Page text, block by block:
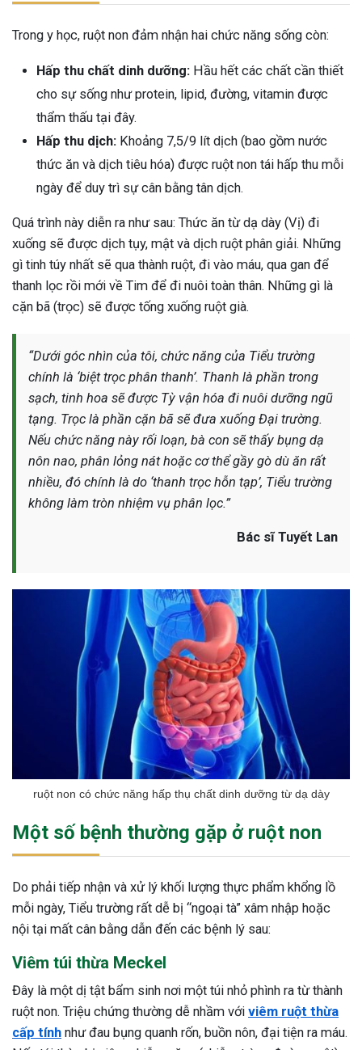
Trong y học, ruột non đảm nhận hai chức năng sống còn:
Hấp thu chất dinh dưỡng: Hầu hết các chất cần thiết
cho sự sống như protein, lipid, đường, vitamin được
thẩm thấu tại đây.
Hấp thu dịch: Khoảng 7,5/9 lít dịch (bao gồm nước
thức ăn và dịch tiêu hóa) được ruột non tái hấp thu mỗi
ngày để duy trì sự cân bằng tân dịch.
Quá trình này diễn ra như sau: Thức ăn từ dạ dày (Vị) đi
xuống sẽ được dịch tụy, mật và dịch ruột phân giải. Những
gì tinh túy nhất sẽ qua thành ruột, đi vào máu, qua gan để
thanh lọc rồi mới về Tim để đi nuôi toàn thân. Những gì là
cặn bã (trọc) sẽ được tống xuống ruột già.
“Dưới góc nhìn của tôi, chức năng của Tiểu trường
chính là ‘biệt trọc phân thanh’. Thanh là phần trong
sạch, tinh hoa sẽ được Tỳ vận hóa đi nuôi dưỡng ngũ
tạng. Trọc là phần cặn bã sẽ đưa xuống Đại trường.
Nếu chức năng này rối loạn, bà con sẽ thấy bụng dạ
nôn nao, phân lỏng nát hoặc cơ thể gầy gò dù ăn rất
nhiều, đó chính là do ‘thanh trọc hỗn tạp’, Tiểu trường
không làm tròn nhiệm vụ phân lọc.”
Bác sĩ Tuyết Lan
ruột non có chức năng hấp thụ chất dinh dưỡng từ dạ dày
Một số bệnh thường gặp ở ruột non
Do phải tiếp nhận và xử lý khối lượng thực phẩm khổng lồ
mỗi ngày, Tiểu trường rất dễ bị “ngoại tà” xâm nhập hoặc
nội tại mất cân bằng dẫn đến các bệnh lý sau:
Viêm túi thừa Meckel
Đây là một dị tật bẩm sinh nơi một túi nhỏ phình ra từ thành
ruột non. Triệu chứng thường dễ nhầm với viêm ruột thừa
cấp tính như đau bụng quanh rốn, buồn nôn, đại tiện ra máu.